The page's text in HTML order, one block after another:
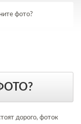
фото?
дорого, фоток